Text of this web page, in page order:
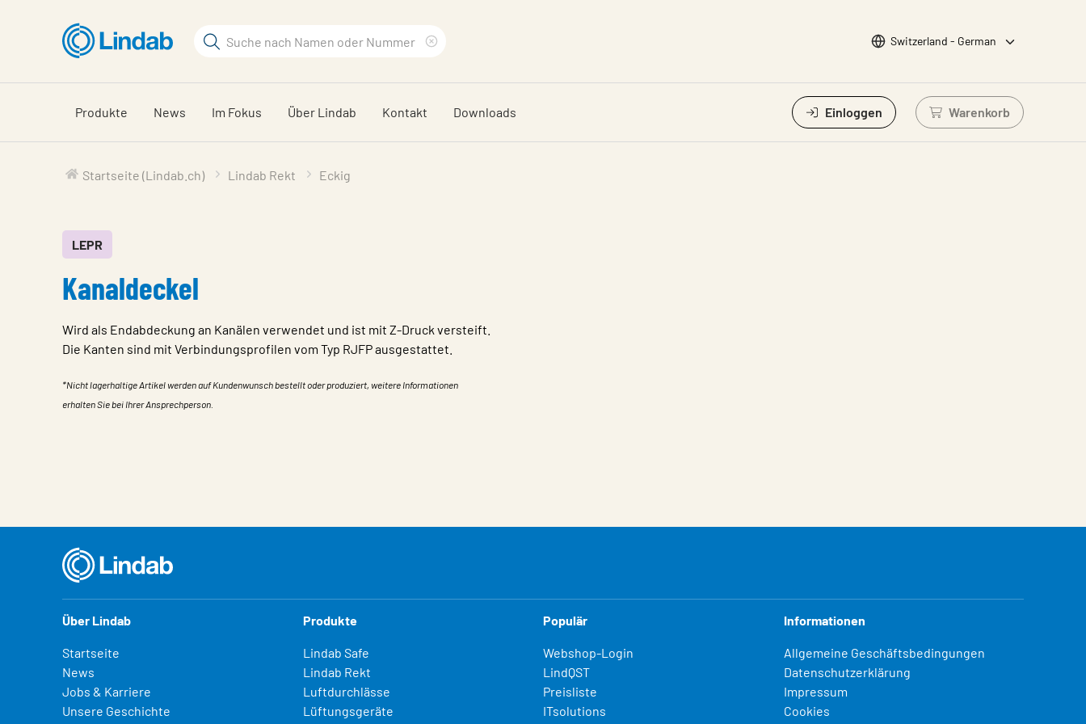
Hauptinhalt
Suchbegriff
durchsuchen
löschen
Sprache wählen
Switzerland - German
Produkte News Im Fokus Über Lindab Kontakt Downloads Einloggen Warenkorb
Einloggen um
Startseite (Lindab.ch) Lindab Rekt Eckig
LEPR
Kanaldeckel
Wird als Endabdeckung an Kanälen verwendet und ist mit Z-Druck versteift.
Die Kanten sind mit Verbindungsprofilen vom Typ RJFP ausgestattet.
*Nicht lagerhaltige Artikel werden auf Kundenwunsch bestellt oder produziert, weitere Informationen
erhalten Sie bei Ihrer Ansprechperson.
Über Lindab
Startseite
News
Jobs & Karriere
Unsere Geschichte
Produkte
Lindab Safe
Lindab Rekt
Luftdurchlässe
Lüftungsgeräte
Populär
Webshop-Login
LindQST
Preisliste
ITsolutions
Informationen
Allgemeine Geschäftsbedingungen
Datenschutzerklärung
Impressum
Cookies